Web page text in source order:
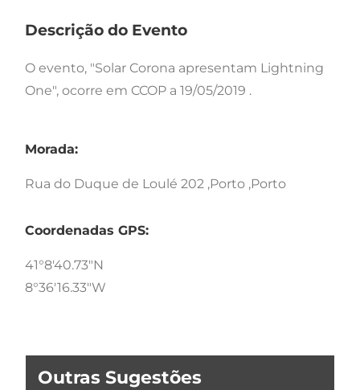
Descrição do Evento
O evento, "Solar Corona apresentam Lightning
One", ocorre em CCOP a 19/05/2019 .
Morada:
Rua do Duque de Loulé 202 ,Porto ,Porto
Coordenadas GPS:
41°8'40.73"N
8°36'16.33"W
Outras Sugestões